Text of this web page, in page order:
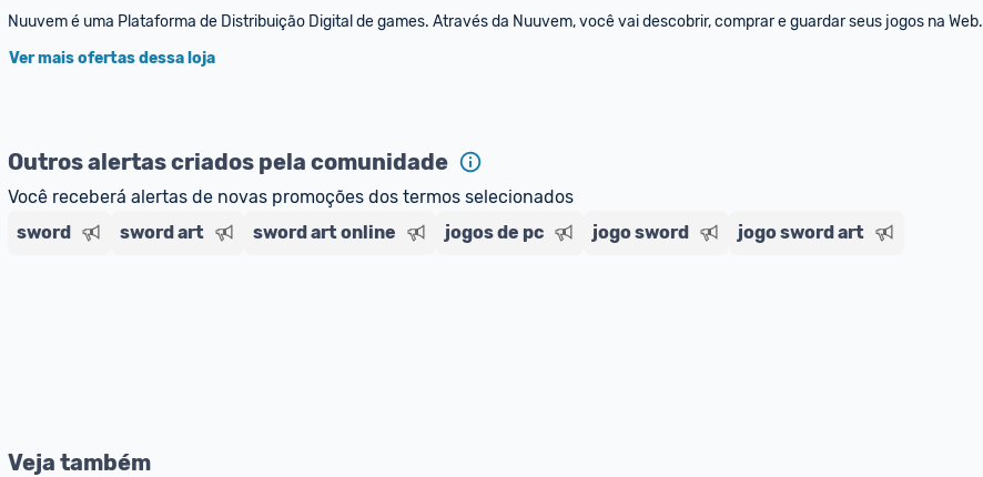
Nuuvem é uma Plataforma de Distribuição Digital de games. Através da Nuuvem, você vai descobrir, comprar e guardar seus jogos na Web.
Ver mais ofertas dessa loja
Outros alertas criados pela comunidade
Você receberá alertas de novas promoções dos termos selecionados
sword
sword art sword art online jogos de pc jogo sword jogo sword art
Veja também